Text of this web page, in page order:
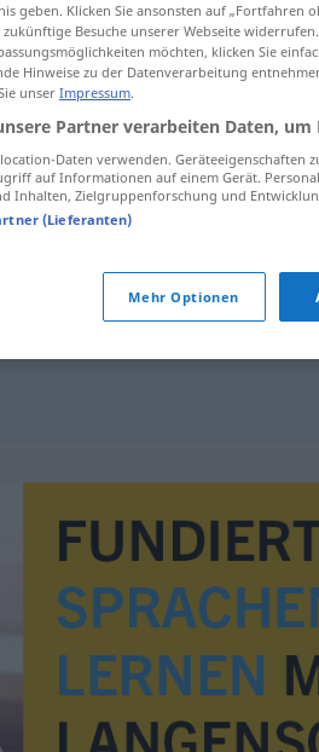
Nachricht
geben. Klicken Sie ansonsten auf „Fortfahren
Besuche unserer Webseite
möchten, klicken Sie
Hinweise zu der Datenverarbeitung
unser Impressum.
Partner verarbeiten Daten,
Daten verwenden.
auf Informationen auf einem Gerät.
Inhalten, Zielgruppenforschung und
(Lieferanten)
Mehr Optionen